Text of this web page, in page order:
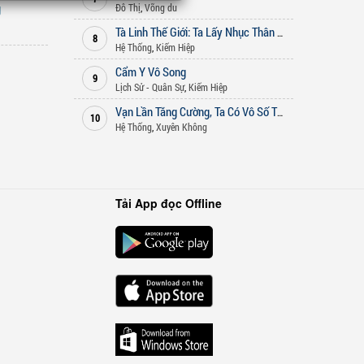
Đô Thị,Võng du
8
Tà Linh Thế Giới: Ta Lấy Nhục Thân Quét Ngang Thế Này
Hệ Thống Kiếm Hiệp
9 Cẩm Y Vô Song
Lịch Sử - Quân Sự, Kiếm Hiệp
10
Vạn Lần Tăng Cường, Ta Có Vô Số Thần Vật
Hệ Thống Xuyên Không
Tải App đọc Offline